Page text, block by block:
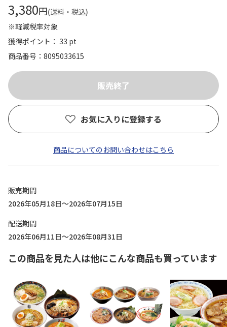
3,380円(送料・税込)
※軽減税率対象
獲得ポイント： 33 pt
商品番号
8095033615
お気に入りに登録する
商品についてのお問い合わせはこちら
販売期間
2026年05月18日～2026年07月15日
配送期間
2026年06月11日～2026年08月31日
この商品を見た人は他にこんな商品も買っています